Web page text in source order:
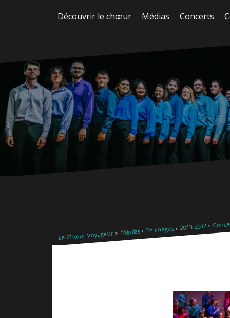
Découvrir le chœur Médias Concerts
Le Chœur Voyageur Médias En images 2013-2014